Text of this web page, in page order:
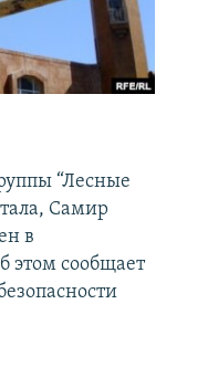
“Лесные
Самир
в
этом сообщает